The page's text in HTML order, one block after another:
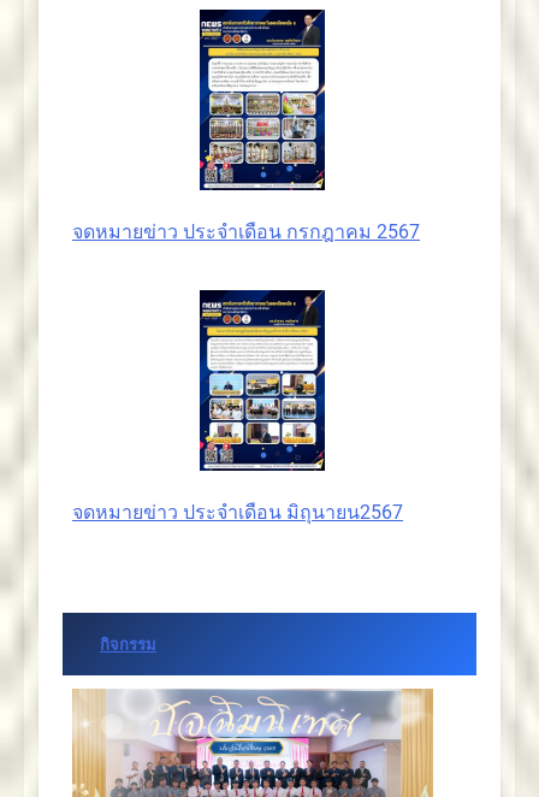
จดหมายข่าว ประจำเดือน กรกฎาคม 2567
จดหมายข่าว ประจำเดือน มิถุนายน2567
กิจกรรม